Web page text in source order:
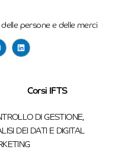
persone e delle merci
Corsi IFTS
DI GESTIONE,
DEI DATI E DIGITAL